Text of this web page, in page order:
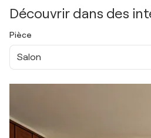
Découvrir dans des
Pièce
Salon